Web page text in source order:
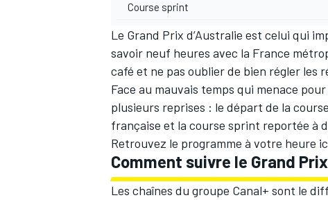
AUTRES CHAMPIONNATS
Course sprint
Le Grand Prix d’Australie est celui qui
savoir neuf heures avec la France
café et ne pas oublier de bien régler les
Face au mauvais temps qui menace
plusieurs reprises : le départ de la
française et la course sprint reportée à
Retrouvez le programme à votre heure
Comment suivre le Grand
Les chaînes du groupe Canal+ sont le